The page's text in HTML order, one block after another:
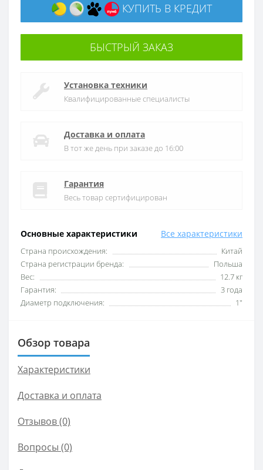
Основные характеристики Все характеристики
Cтрана происхождения:
Китай
Cтрана регистрации бренда:
Польша
Вес:
12.7 кг
Гарантия:
3 года
Диаметр подключения:
1"
КУПИТЬ В КРЕДИТ
БЫСТРЫЙ ЗАКАЗ
Установка техники
Квалифицированные специалисты
Доставка и оплата
В тот же день при заказе до 16:00
Гарантия
Весь товар сертифицирован
Обзор товара
Характеристики
Доставка и оплата
Отзывов (0)
Вопросы (0)